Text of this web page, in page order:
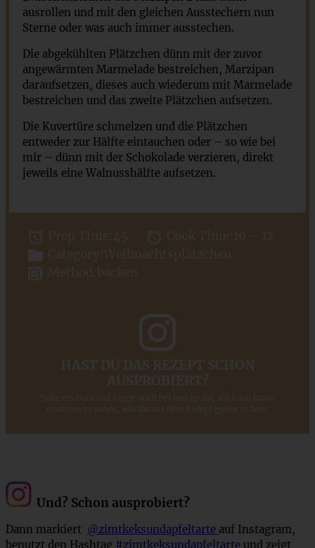
ausrollen und mit den gleichen Ausstechern nun
Sterne oder was auch immer ausstechen.
Die abgekühlten Plätzchen dünn mit der zuvor
angewärmten Marmelade bestreichen, Marzipan
daraufsetzen, dieses auch wiederum mit Marmelade
bestreichen und das zweite Plätzchen aufsetzen.
Die Kuvertüre schmelzen und die Plätzchen
entweder zur Hälfte eintauchen oder – so wie bei
mir – dünn mit der Schokolade verzieren, direkt
jeweils eine Walnusshälfte aufsetzen.
Prep Time: 45 Cook Time: 10 – 12
Category: Weihnachtsplätzchen
Method:
backen
HAST DU DAS REZEPT SCHON
AUSPROBIERT?
Teile ein Foto und tagge mich bei Instagram, ich kann kaum
erwarten zu sehen, was Du aus dem Rezept gemacht hast.
Und? Schon ausprobiert?
Dann markiert @zimtkeksundapfeltarte auf Instagram,
benutzt den Hashtag #zimtkeksundapfeltarte und zeigt